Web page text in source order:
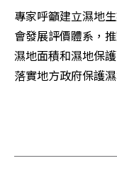
專家呼籲建立濕地
會發展評價體系，
濕地面積和濕地保
落實地方政府保護